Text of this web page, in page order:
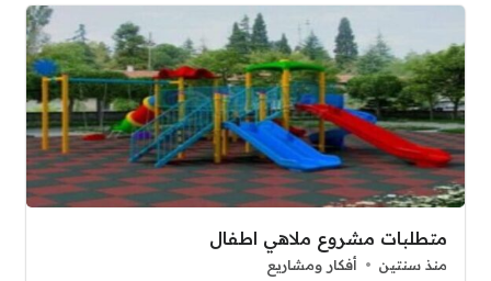
متطلبات مشروع ملاهي اطفال
منذ سنتين أفكار ومشاريع